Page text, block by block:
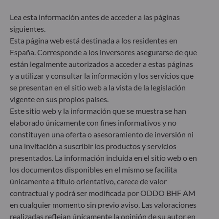
adversas de las decisiones de inversión en los
factores de sostenibilidad en el proceso de toma de
decisiones. Artículo 8: El equipo de gestión aborda
los riesgos de sostenibilidad integrando criterios
ESG (medioambientales, sociales y/o de gobierno
corporativo) en su proceso de toma de decisiones
de inversión. Artículo 9: El equipo de gestión
persigue un objetivo de inversión estrictamente
sostenible que contribuye de forma significativa a
los desafíos de la transición ecológica y aborda los
riesgos de sostenibilidad mediante las
calificaciones proporcionadas por el proveedor de
datos ESG externo de la Sociedad gestora.
Lea esta información antes de acceder a las páginas
siguientes.
Esta página web está destinada a los residentes en
España. Corresponde a los inversores asegurarse de que
están legalmente autorizados a acceder a estas páginas
y a utilizar y consultar la información y los servicios que
se presentan en el sitio web a la vista de la legislación
vigente en sus propios países.
Este sitio web y la información que se muestra se han
elaborado únicamente con fines informativos y no
constituyen una oferta o asesoramiento de inversión ni
una invitación a suscribir los productos y servicios
presentados. La información incluida en el sitio web o en
los documentos disponibles en el mismo se facilita
únicamente a título orientativo, carece de valor
contractual y podrá ser modificada por ODDO BHF AM
en cualquier momento sin previo aviso. Las valoraciones
realizadas reflejan únicamente la opinión de su autor en